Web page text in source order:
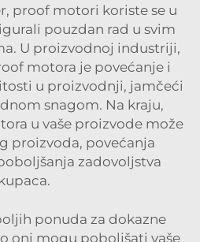
proof motori koriste se u
pouzdan rad u svim
U proizvodnoj industriji,
motora je povećanje i
u proizvodnji, jamčeći
snagom. Na kraju,
u vaše proizvode može
proizvoda, povećanja
zadovoljstva
kupaca.
ponuda za dokazne
oni mogu poboljšati vaše